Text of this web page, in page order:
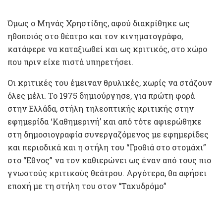
Όμως ο Μηνάς Χρηστίδης, αφού διακρίθηκε ως
ηθοποιός στο θέατρο και τον κινηματογράφο,
κατάφερε να καταξιωθεί και ως κριτικός, στο χώρο
που πριν είχε πιστά υπηρετήσει.
Οι κριτικές του έμειναν θρυλικές, χωρίς να στάζουν
όλες μέλι. Το 1975 δημιούργησε, για πρώτη φορά
στην Ελλάδα, στήλη τηλεοπτικής κριτικής στην
εφημερίδα ‘Καθημερινή’ και από τότε αφιερώθηκε
στη δημοσιογραφία συνεργαζόμενος με εφημερίδες
και περιοδικά και η στήλη του “Γροθιά στο στομάχι”
στο “Εθνος” να τον καθιερώνει ως έναν από τους πιο
γνωστούς κριτικούς θεάτρου. Αργότερα, θα αφήσει
εποχή με τη στήλη του στον “Ταχυδρόμο”